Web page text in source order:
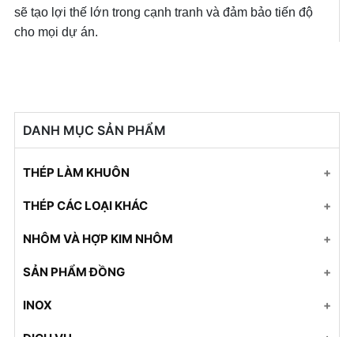
sẽ tạo lợi thế lớn trong cạnh tranh và đảm bảo tiến độ
cho mọi dự án.
DANH MỤC SẢN PHẨM
THÉP LÀM KHUÔN
Thép SKD61
Thép S45C
Thép 2316
THÉP CÁC LOẠI KHÁC
Ống đúc
Thép SKD11
NHÔM VÀ HỢP KIM NHÔM
Nhôm A1050
Nhôm A5052
SẢN PHẨM ĐỒNG
Đồng tấm
Đồng tấm
INOX
Inox 201